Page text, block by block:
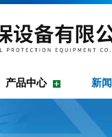
产品中心 新